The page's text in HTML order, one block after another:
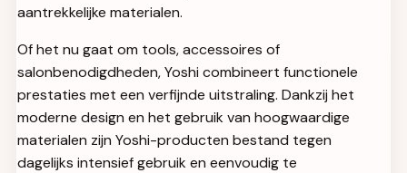
aantrekkelijke materialen.
Of het nu gaat om tools, accessoires of
salonbenodigdheden, Yoshi combineert functionele
prestaties met een verfijnde uitstraling. Dankzij het
moderne design en het gebruik van hoogwaardige
materialen zijn Yoshi-producten bestand tegen
dagelijks intensief gebruik en eenvoudig te